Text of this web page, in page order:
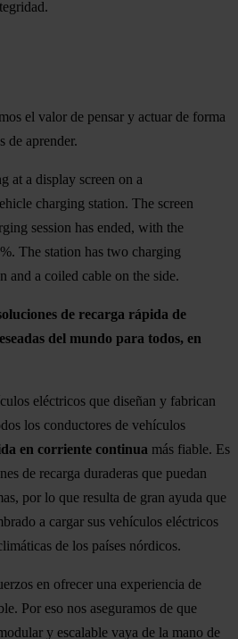
el valor de pensar y actuar de forma
de aprender.
de recarga rápida de
del mundo para todos, en
eléctricos que diseñan y fabrican
los conductores de vehículos
en corriente continua más fiable. Es
de recarga duraderas que puedan
por lo que resulta de gran ayuda que
a cargar sus vehículos eléctricos
de los países nórdicos.
en ofrecer una experiencia de
Por eso nos aseguramos de que
y escalable vaya de la mano de